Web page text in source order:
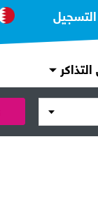
التسجيل